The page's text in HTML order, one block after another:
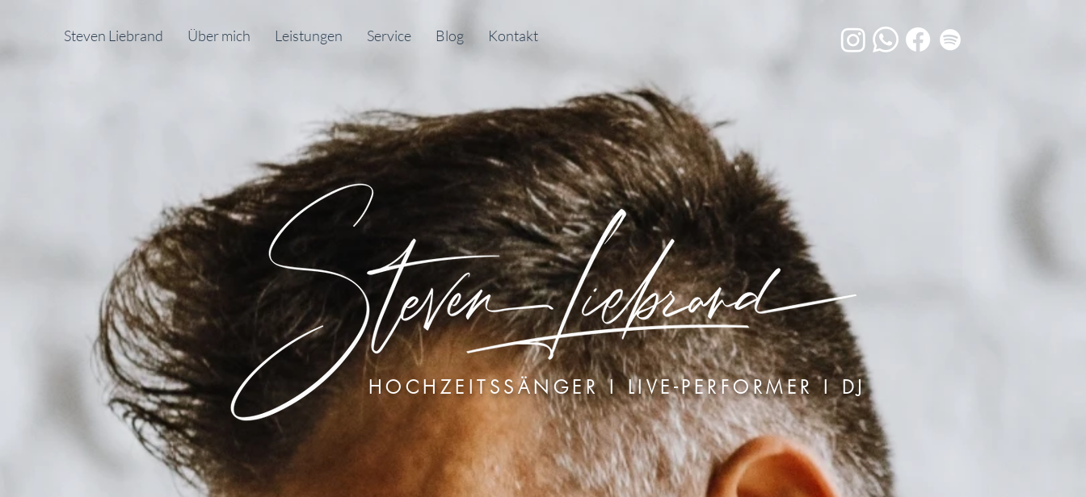
Steven Liebrand Über mich Leistungen Service Blog Kontakt
HOCHZEITSSÄNGER I LIVE-PERFORMER I DJ